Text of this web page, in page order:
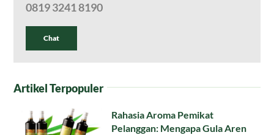
0819 3241 8190
Chat
Artikel Terpopuler
Rahasia Aroma Pemikat
Pelanggan: Mengapa Gula Aren